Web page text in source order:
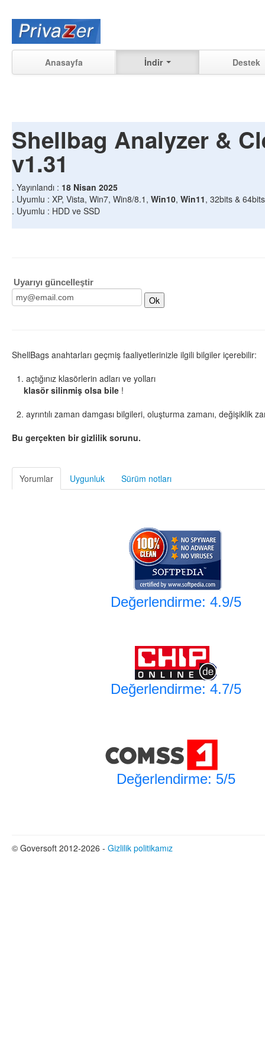
Anasayfa İndir Destek
Shellbag Analyzer &
v1.31
. Yayınlandı : 18 Nisan 2025
. Uyumlu : XP, Vista, Win7, Win8/8.1, Win10, Win11, 32bits &
. Uyumlu : HDD ve SSD
Uyarıyı güncelleştir
ShellBags anahtarları geçmiş faaliyetlerinizle ilgili bilgiler içerebilir:
1. açtığınız klasörlerin adları ve yolları
klasör silinmiş olsa bile !
2. ayrıntılı zaman damgası bilgileri, oluşturma zamanı, değişiklik
Bu gerçekten bir gizlilik sorunu.
Yorumlar Uygunluk Sürüm notları
Değerlendirme: 4.9/5
Değerlendirme: 4.7/5
Değerlendirme: 5/5
© Goversoft 2012-2026 - Gizlilik politikamız